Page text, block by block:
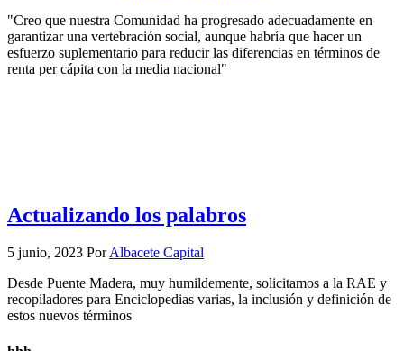
"Creo que nuestra Comunidad ha progresado adecuadamente en
garantizar una vertebración social, aunque habría que hacer un
esfuerzo suplementario para reducir las diferencias en términos de
renta per cápita con la media nacional"
Actualizando los palabros
5 junio, 2023 PorAlbacete Capital
Desde Puente Madera, muy humildemente, solicitamos a la RAE y
recopiladores para Enciclopedias varias, la inclusión y definición de
estos nuevos términos